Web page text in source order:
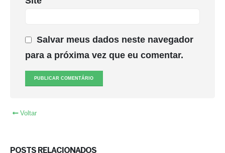
Salvar meus dados neste navegador
para a próxima vez que eu comentar.
Voltar
POSTS RELACIONADOS